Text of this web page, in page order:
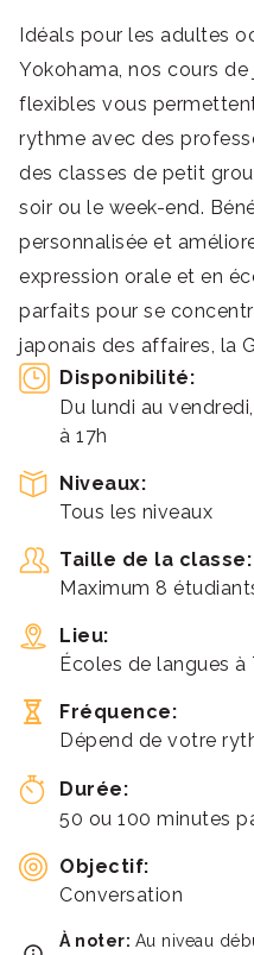
Idéals pour les adultes
Yokohama, nos cours
flexibles vous
rythme avec des
des classes de petit
soir ou le week-end.
personnalisée et
expression orale et en
parfaits pour se
japonais des affaires, la
Disponibilité:
Du lundi au
à 17h
Niveaux:
Tous les niveaux
Taille de la classe:
Maximum 8
Lieu:
Écoles de langues
Fréquence:
Dépend de votre
Durée:
50 ou 100 minutes
Objectif:
Conversation
À noter: Au niveau